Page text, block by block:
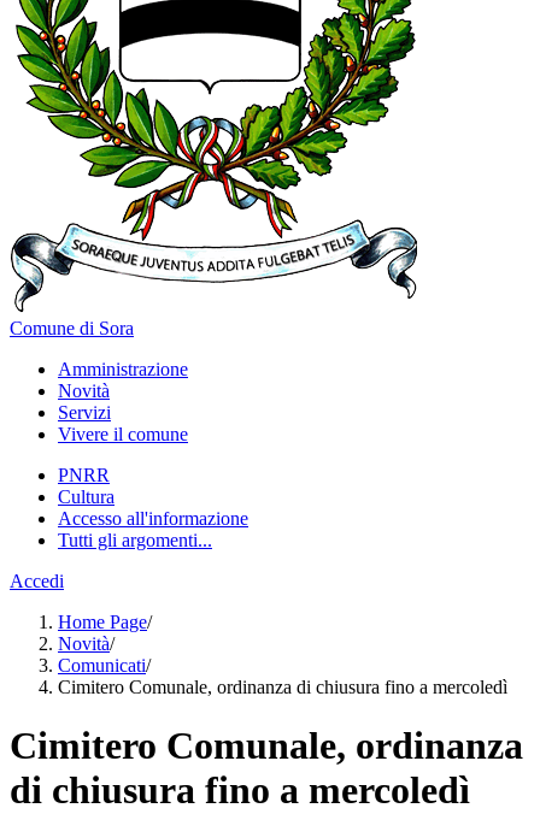
Comune di Sora
Amministrazione
Novità
Servizi
Vivere il comune
PNRR
Cultura
Accesso all'informazione
Tutti gli argomenti...
Accedi
Home Page/
Novità/
Comunicati/
Cimitero Comunale, ordinanza di chiusura fino a mercoledì
Cimitero Comunale, ordinanza
di chiusura fino a mercoledì